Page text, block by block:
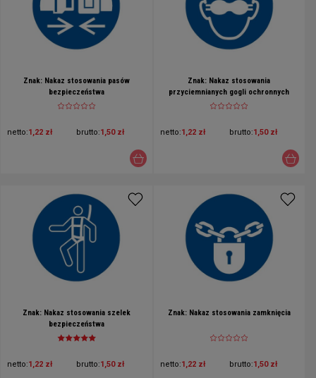
Znak: Nakaz stosowania pasów
bezpieczeństwa
netto:1,22 zł brutto:1,50 zł
Znak: Nakaz stosowania
przyciemnianych gogli ochronnych
netto:1,22 zł brutto:1,50 zł
Znak: Nakaz stosowania szelek
bezpieczeństwa
netto:1,22 zł brutto:1,50 zł
Znak: Nakaz stosowania zamknięcia
netto:1,22 zł brutto:1,50 zł